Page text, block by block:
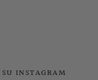
INSTAGRAM